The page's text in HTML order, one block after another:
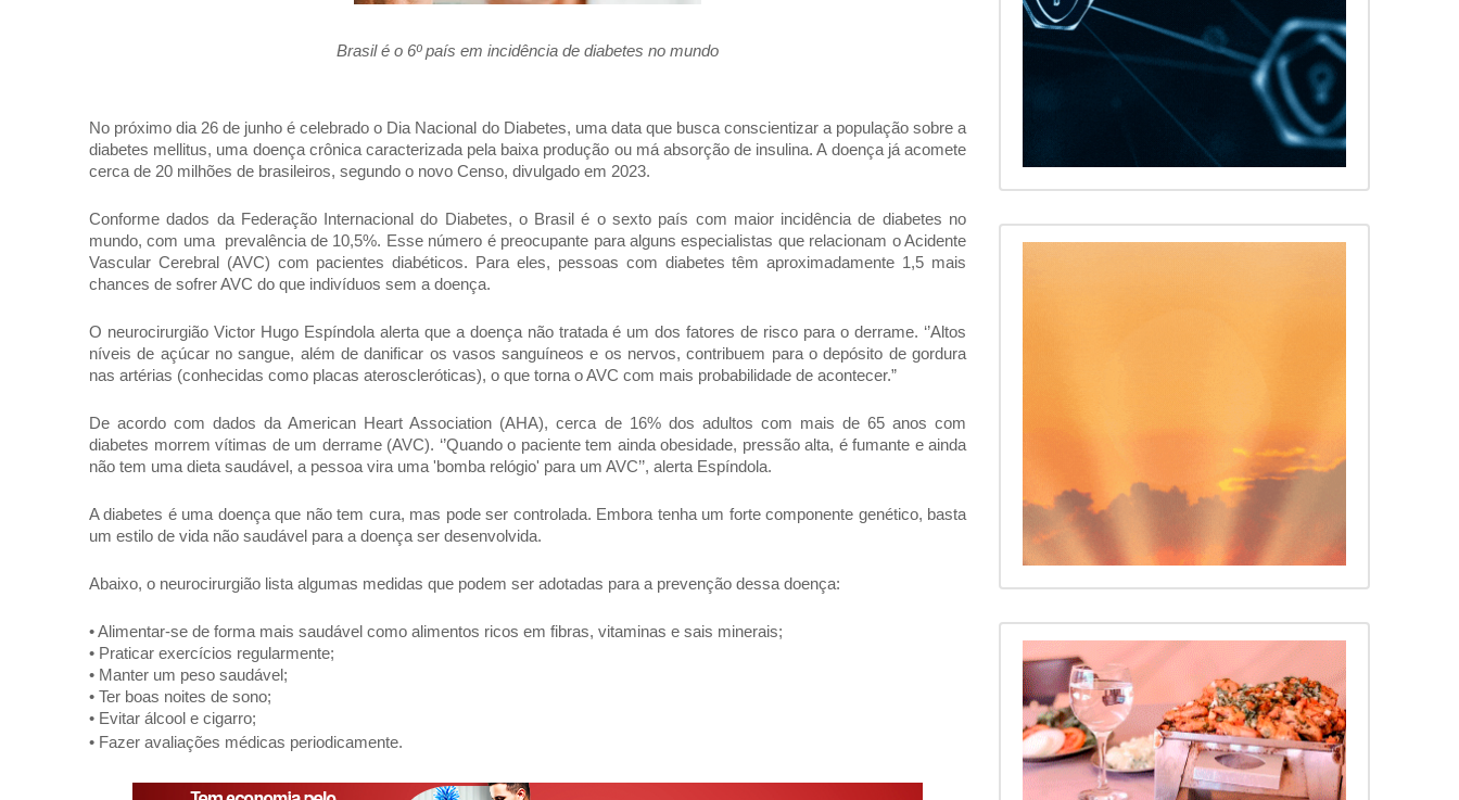
Brasil é o 6º país em incidência de diabetes no mundo
No próximo dia 26 de junho é celebrado o Dia Nacional do Diabetes, uma data que busca conscientizar a população sobre a
diabetes mellitus, uma doença crônica caracterizada pela baixa produção ou má absorção de insulina. A doença já acomete
cerca de 20 milhões de brasileiros, segundo o novo Censo, divulgado em 2023.
Conforme dados da Federação Internacional do Diabetes, o Brasil é o sexto país com maior incidência de diabetes no
mundo, com uma prevalência de 10,5%. Esse número é preocupante para alguns especialistas que relacionam o Acidente
Vascular Cerebral (AVC) com pacientes diabéticos. Para eles, pessoas com diabetes têm aproximadamente 1,5 mais
chances de sofrer AVC do que indivíduos sem a doença.
O neurocirurgião Victor Hugo Espíndola alerta que a doença não tratada é um dos fatores de risco para o derrame. ‘’Altos
níveis de açúcar no sangue, além de danificar os vasos sanguíneos e os nervos, contribuem para o depósito de gordura
nas artérias (conhecidas como placas ateroscleróticas), o que torna o AVC com mais probabilidade de acontecer.”
De acordo com dados da American Heart Association (AHA), cerca de 16% dos adultos com mais de 65 anos com
diabetes morrem vítimas de um derrame (AVC). ‘’Quando o paciente tem ainda obesidade, pressão alta, é fumante e ainda
não tem uma dieta saudável, a pessoa vira uma 'bomba relógio' para um AVC’’, alerta Espíndola.
A diabetes é uma doença que não tem cura, mas pode ser controlada. Embora tenha um forte componente genético, basta
um estilo de vida não saudável para a doença ser desenvolvida.
Abaixo, o neurocirurgião lista algumas medidas que podem ser adotadas para a prevenção dessa doença:
•Alimentar-se de forma mais saudável como alimentos ricos em fibras, vitaminas e sais minerais;
• Praticar exercícios regularmente;
• Manter um peso saudável;
• Ter boas noites de sono;
• Evitar álcool e cigarro;
• Fazer avaliações médicas periodicamente.